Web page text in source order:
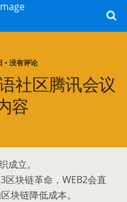
• 没有评论
社区腾讯会议
容
成立。
块链革命，WEB2会直
块链降低成本。